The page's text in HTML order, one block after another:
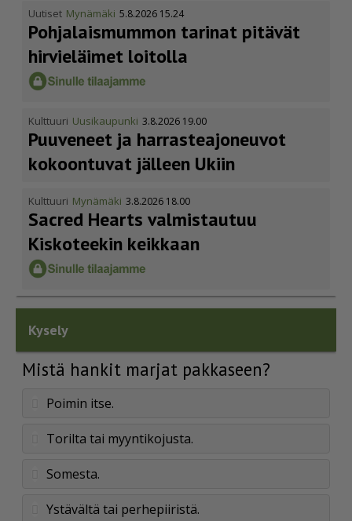
Uutiset Mynämäki 5.8.2026 15.24
Pohja­lais­mummon tarinat pitävät
hirvieläimet loitolla
Kulttuuri Uusikaupunki 3.8.2026 19.00
Puuveneet ja harras­te­a­jo­neuvot
kokoontuvat jälleen Ukiin
Kulttuuri Mynämäki 3.8.2026 18.00
Sacred Hearts valmistautuu
Kiskoteekin keikkaan
Kysely
Mistä hankit marjat pakkaseen?
Poimin itse.
Torilta tai myyntikojusta.
Somesta.
Ystävältä tai perhepiiristä.